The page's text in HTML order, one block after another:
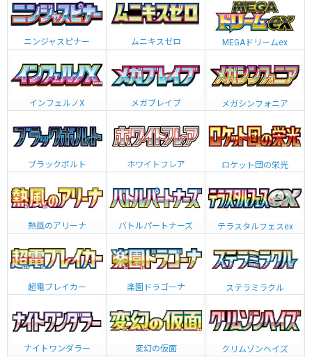
ニンジャスピナー ムニキスゼロ MEGAドリームex
インフェルノX メガブレイブ メガシンフォニア
ブラックボルト ホワイトフレア ロケット団の栄光
熱風のアリーナ バトルパートナーズ テラスタルフェスex
超電ブレイカー 楽園ドラゴーナ ステラミラクル
ナイトワンダラー 変幻の仮面 クリムゾンヘイズ